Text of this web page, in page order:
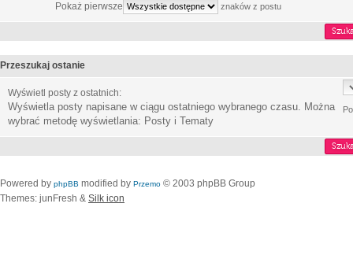
Pokaż pierwsze znaków z postu
Przeszukaj ostanie
Wyświetl posty z ostatnich:
Wyświetla posty napisane w ciągu ostatniego wybranego czasu. Można
wybrać metodę wyświetlania: Posty i Tematy
Powered by phpBB modified by Przemo © 2003 phpBB Group
Themes: junFresh & Silk icon